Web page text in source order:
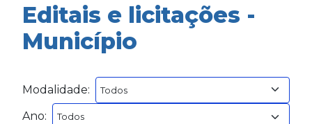
Editais e licitações -
Município
Modalidade:
Ano: